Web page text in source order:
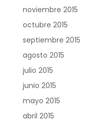
noviembre 2015
octubre 2015
septiembre 2015
agosto 2015
julio 2015
junio 2015
mayo 2015
abril 2015